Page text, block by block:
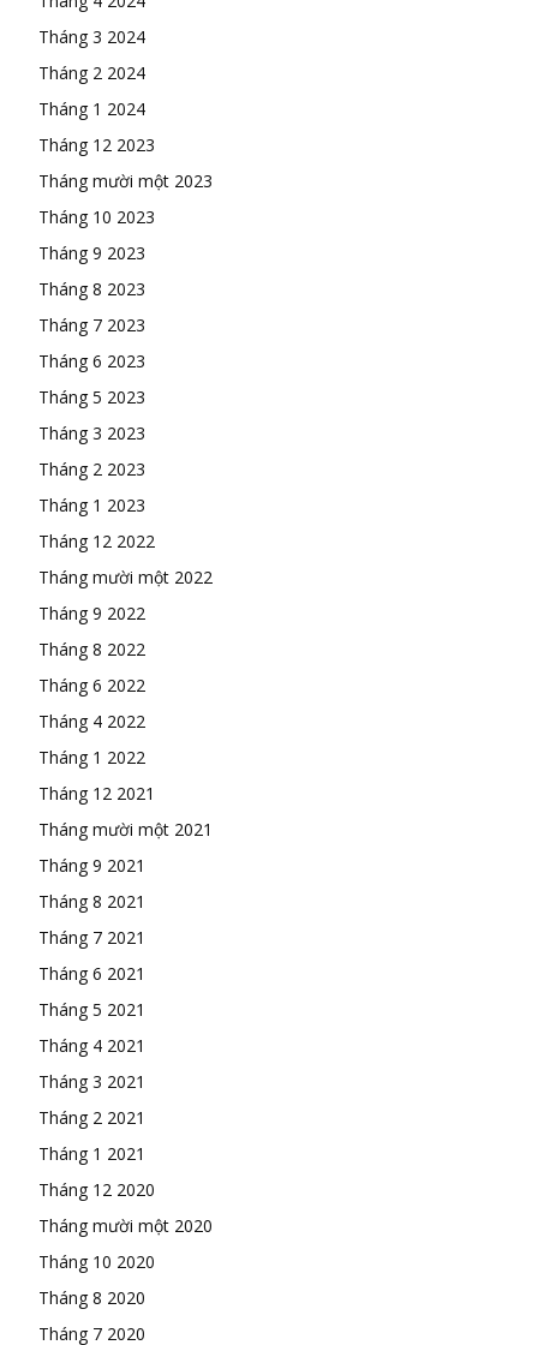
Tháng 3 2024
Tháng 2 2024
Tháng 1 2024
Tháng 12 2023
Tháng mười một 2023
Tháng 10 2023
Tháng 9 2023
Tháng 8 2023
Tháng 7 2023
Tháng 6 2023
Tháng 5 2023
Tháng 3 2023
Tháng 2 2023
Tháng 1 2023
Tháng 12 2022
Tháng mười một 2022
Tháng 9 2022
Tháng 8 2022
Tháng 6 2022
Tháng 4 2022
Tháng 1 2022
Tháng 12 2021
Tháng mười một 2021
Tháng 9 2021
Tháng 8 2021
Tháng 7 2021
Tháng 6 2021
Tháng 5 2021
Tháng 4 2021
Tháng 3 2021
Tháng 2 2021
Tháng 1 2021
Tháng 12 2020
Tháng mười một 2020
Tháng 10 2020
Tháng 8 2020
Tháng 7 2020